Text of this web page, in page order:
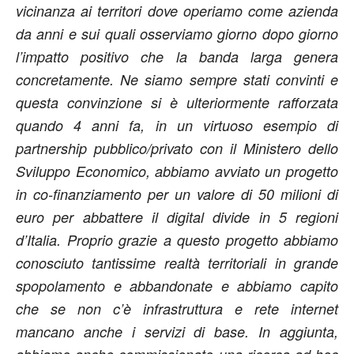
vicinanza ai territori dove operiamo come azienda
da anni e sui quali osserviamo giorno dopo giorno
l’impatto positivo che la banda larga genera
concretamente. Ne siamo sempre stati convinti e
questa convinzione si è ulteriormente rafforzata
quando 4 anni fa, in un virtuoso esempio di
partnership pubblico/privato con il Ministero dello
Sviluppo Economico, abbiamo avviato un progetto
in co-finanziamento per un valore di 50 milioni di
euro per abbattere il digital divide in 5 regioni
d’Italia. Proprio grazie a questo progetto abbiamo
conosciuto tantissime realtà territoriali in grande
spopolamento e abbandonate e abbiamo capito
che se non c’è infrastruttura e rete internet
mancano anche i servizi di base. In aggiunta,